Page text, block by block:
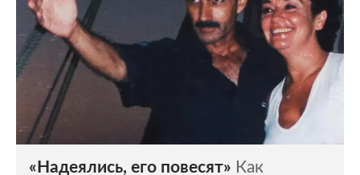
«Надеялись, его повесят» Как